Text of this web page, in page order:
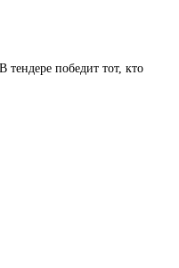
тендере победит тот, кто